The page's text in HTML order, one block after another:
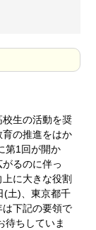
生の活動を奨
の推進をはか
第1回が開か
るのに伴っ
に大きな役割
(土)、東京都千
下記の要領で
待ちしていま